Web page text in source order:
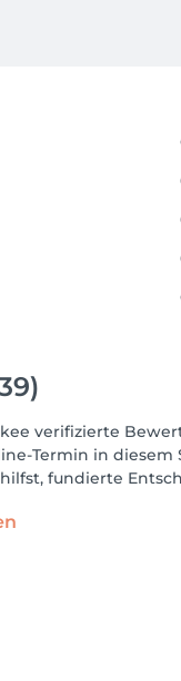
verifizierte
Termin in
fundierte